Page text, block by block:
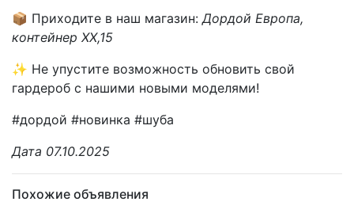
📦 Приходите в наш магазин: Дордой Европа,
контейнер XX,15
✨ Не упустите возможность обновить свой
гардероб с нашими новыми моделями!
#дордой #новинка #шуба
Дата 07.10.2025
Похожие объявления